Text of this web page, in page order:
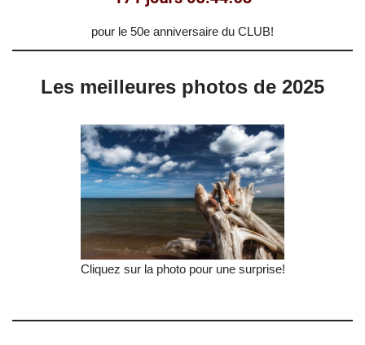
pour le 50e anniversaire du CLUB!
Les meilleures photos de 2025
Cliquez sur la photo pour une surprise!